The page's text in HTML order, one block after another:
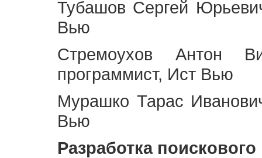
Тубашов Сергей
Вью
Стремоухов Антон
программист, Ист Вью
Мурашко Тарас
Вью
Разработка